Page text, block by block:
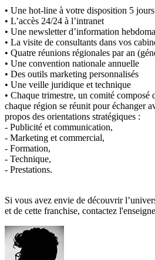
• Une hot-line à votre disposition 5
• L’accès 24/24 à l’intranet
• Une newsletter d’information
• La visite de consultants dans vos
• Quatre réunions régionales par an
• Une convention nationale annuelle
• Des outils marketing personnalisés
• Une veille juridique et technique
• Chaque trimestre, un comité composé
chaque région se réunit pour échanger
propos des orientations stratégiques :
- Publicité et communication,
- Marketing et commercial,
- Formation,
- Technique,
- Prestations.
Si vous avez envie de découvrir
et de cette franchise, contactez